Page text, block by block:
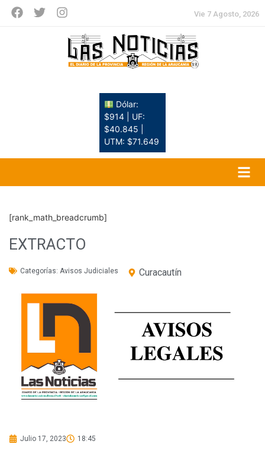
Vie 7 Agosto, 2026
Dólar:
$914 | UF:
$40.845 |
UTM: $71.649
[rank_math_breadcrumb]
EXTRACTO
Categorías: Avisos Judiciales Curacautín
Julio 17, 2023 18:45